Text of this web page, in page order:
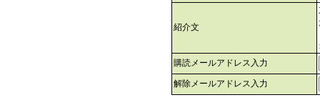
紹介文
購読メールアドレス入力
解除メールアドレス入力